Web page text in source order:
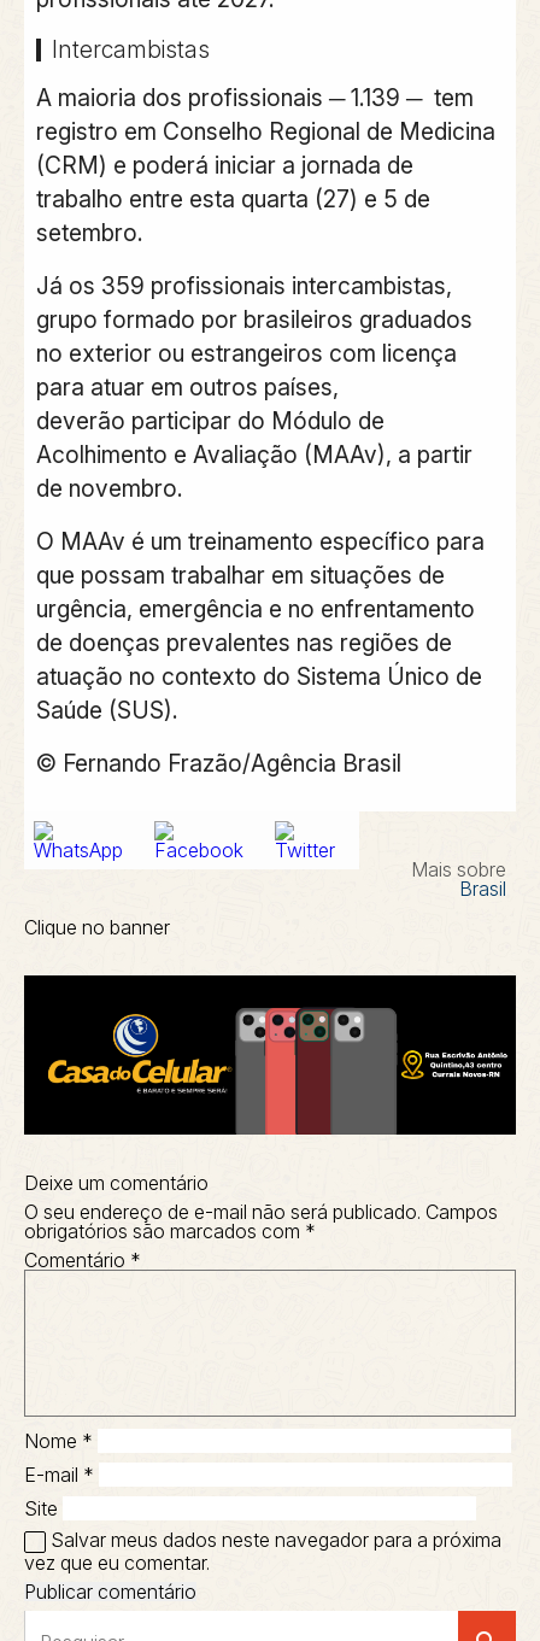
Intercambistas
A maioria dos profissionais ─ 1.139 ─ tem
registro em Conselho Regional de Medicina
(CRM) e poderá iniciar a jornada de
trabalho entre esta quarta (27) e 5 de
setembro.
Já os 359 profissionais intercambistas,
grupo formado por brasileiros graduados
no exterior ou estrangeiros com licença
para atuar em outros países,
deverão participar do Módulo de
Acolhimento e Avaliação (MAAv), a partir
de novembro.
O MAAv é um treinamento específico para
que possam trabalhar em situações de
urgência, emergência e no enfrentamento
de doenças prevalentes nas regiões de
atuação no contexto do Sistema Único de
Saúde (SUS).
© Fernando Frazão/Agência Brasil
Mais sobre
Brasil
Clique no banner
Deixe um comentário
O seu endereço de e-mail não será publicado. Campos
obrigatórios são marcados com *
Comentário *
Nome *
E-mail *
Site
Salvar meus dados neste navegador para a próxima
vez que eu comentar.